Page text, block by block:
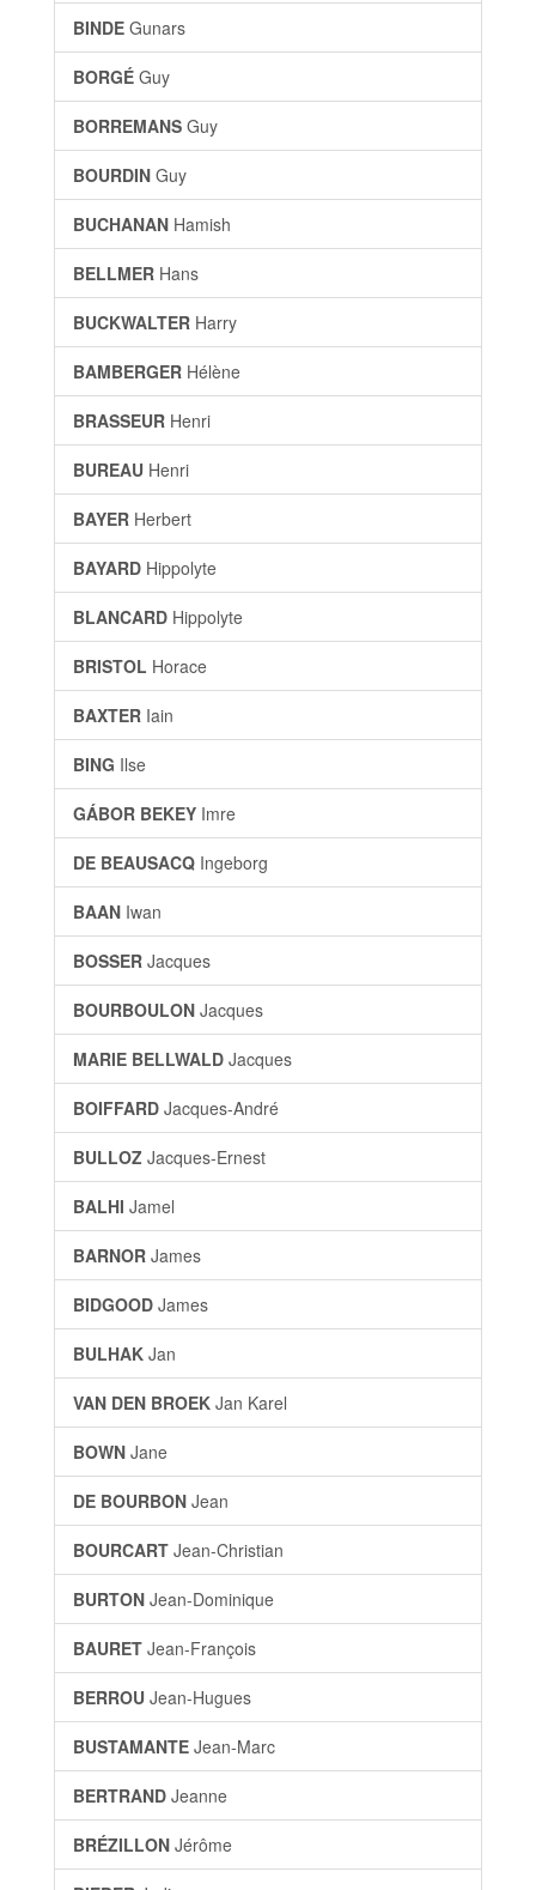
BINDE Gunars
BORGÉ Guy
BORREMANS Guy
BOURDIN Guy
BUCHANAN Hamish
BELLMER Hans
BUCKWALTER Harry
BAMBERGER Hélène
BRASSEUR Henri
BUREAU Henri
BAYER Herbert
BAYARD Hippolyte
BLANCARD Hippolyte
BRISTOL Horace
BAXTER Iain
BING Ilse
GÁBOR BEKEY Imre
DE BEAUSACQ Ingeborg
BAAN Iwan
BOSSER Jacques
BOURBOULON Jacques
MARIE BELLWALD Jacques
BOIFFARD Jacques-André
BULLOZ Jacques-Ernest
BALHI Jamel
BARNOR James
BIDGOOD James
BULHAK Jan
VAN DEN BROEK Jan Karel
BOWN Jane
DE BOURBON Jean
BOURCART Jean-Christian
BURTON Jean-Dominique
BAURET Jean-François
BERROU Jean-Hugues
BUSTAMANTE Jean-Marc
BERTRAND Jeanne
BRÉZILLON Jérôme